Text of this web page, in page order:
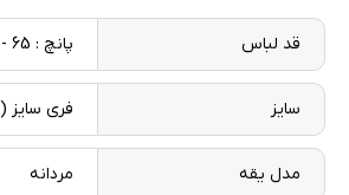
قد لباس پانچ : 65 - شلوار : 103
سایز فری سایز ( 36 - 48 )
مدل یقه مردانه